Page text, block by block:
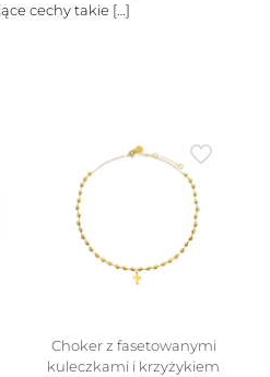
cechy takie […]
Choker z fasetowanymi
kuleczkami i krzyżykiem